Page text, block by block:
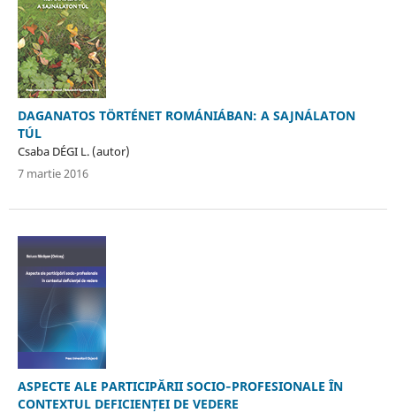
DAGANATOS TÖRTÉNET ROMÁNIÁBAN: A SAJNÁLATON
TÚL
Csaba DÉGI L. (autor)
7 martie 2016
ASPECTE ALE PARTICIPĂRII SOCIO‐PROFESIONALE ÎN
CONTEXTUL DEFICIENȚEI DE VEDERE